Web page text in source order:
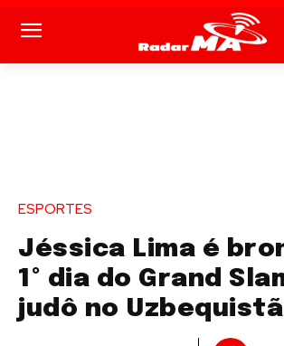
ESPORTES
Jéssica Lima é
1º dia do Grand
judô no